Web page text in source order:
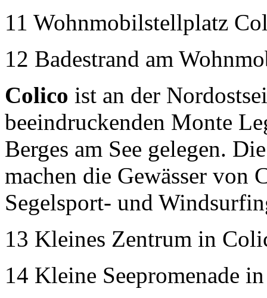
11 Wohnmobilstellplatz
12 Badestrand am
Colico ist an der
beeindruckenden Monte
Berges am See gelegen.
machen die Gewässer von
Segelsport- und
13 Kleines Zentrum in
14 Kleine Seepromenade